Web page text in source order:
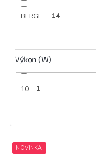
BERGE 14
Výkon (W)
10 1
V
ý NOVINKA